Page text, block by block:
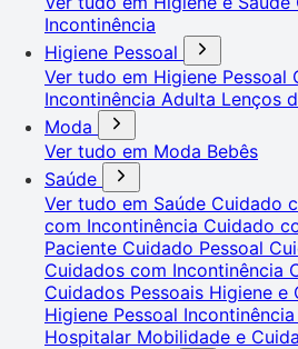
Incontinência
Higiene Pessoal
Ver tudo em Higiene Pessoal
Incontinência Adulta Lenços
Moda
Ver tudo em Moda Bebês
Saúde
Ver tudo em Saúde Cuidado
com Incontinência Cuidado
Paciente Cuidado Pessoal
Cuidados com Incontinência
Cuidados Pessoais Higiene e
Higiene Pessoal
Hospitalar Mobilidade e